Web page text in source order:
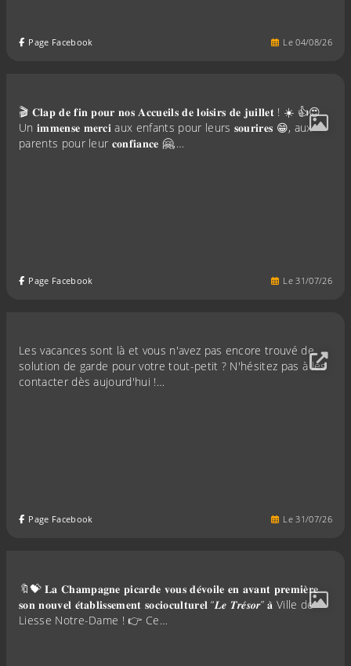
Le04/08/26
Page Facebook
🎬 𝐂𝐥𝐚𝐩 𝐝𝐞 𝐟𝐢𝐧 𝐩𝐨𝐮𝐫 𝐧𝐨𝐬 𝐀𝐜𝐜𝐮𝐞𝐢𝐥𝐬 𝐝𝐞 𝐥𝐨𝐢𝐬𝐢𝐫𝐬 𝐝𝐞 𝐣𝐮𝐢𝐥𝐥𝐞𝐭 ! ☀️ 👍😍
Un 𝐢𝐦𝐦𝐞𝐧𝐬𝐞 𝐦𝐞𝐫𝐜𝐢 aux enfants pour leurs 𝐬𝐨𝐮𝐫𝐢𝐫𝐞𝐬 😁, aux
parents pour leur 𝐜𝐨𝐧𝐟𝐢𝐚𝐧𝐜𝐞 🤗,…
Le31/07/26
Page Facebook
Les vacances sont là et vous n'avez pas encore trouvé de
solution de garde pour votre tout-petit ? N'hésitez pas à les
contacter dès aujourd'hui !…
Le31/07/26
Page Facebook
🔖💝 𝐋𝐚 𝐂𝐡𝐚𝐦𝐩𝐚𝐠𝐧𝐞 𝐩𝐢𝐜𝐚𝐫𝐝𝐞 𝐯𝐨𝐮𝐬 𝐝𝐞́𝐯𝐨𝐢𝐥𝐞 𝐞𝐧 𝐚𝐯𝐚𝐧𝐭 𝐩𝐫𝐞𝐦𝐢𝐞̀𝐫𝐞
𝐬𝐨𝐧 𝐧𝐨𝐮𝐯𝐞𝐥 𝐞́𝐭𝐚𝐛𝐥𝐢𝐬𝐬𝐞𝐦𝐞𝐧𝐭 𝐬𝐨𝐜𝐢𝐨𝐜𝐮𝐥𝐭𝐮𝐫𝐞𝐥 “𝑳𝒆 𝑻𝒓𝒆́𝒔𝒐𝒓” 𝐚̀ Ville de
Liesse Notre-Dame ! 👉 Ce…